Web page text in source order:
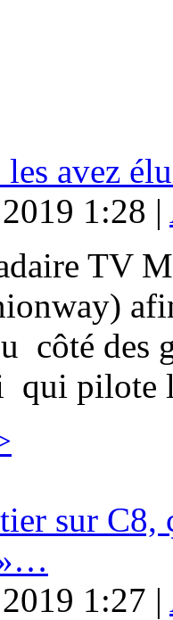
les avez
1:28 |
TV
côté des
qui
sur C8,
»…
1:27 |